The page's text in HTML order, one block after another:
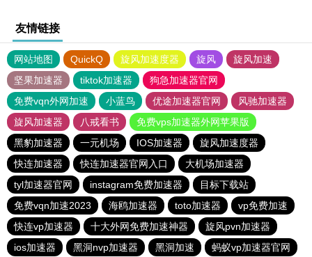
友情链接
网站地图 QuickQ 旋风加速度器 旋风
旋风加速
坚果加速器
tiktok加速器
狗急加速器官网
免费vqn外网加速
小蓝鸟 优途加速器官网
风驰加速器
旋风加速器
八戒看书
免费vps加速器外网苹果版
黑豹加速器
一元机场 IOS加速器
旋风加速度器
快连加速器
快连加速器官网入口
大机场加速器
tyl加速器官网
instagram免费加速器
目标下载站
免费vqn加速2023
海鸥加速器 toto加速器
vp免费加速
快连vp加速器
十大外网免费加速神器
旋风pvn加速器
ios加速器
黑洞nvp加速器 黑洞加速 蚂蚁vp加速器官网